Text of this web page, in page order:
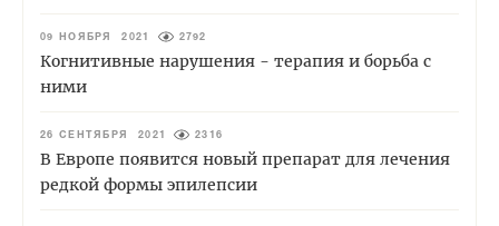
09 НОЯБРЯ 2021 2792
Когнитивные нарушения - терапия и борьба с
ними
26 СЕНТЯБРЯ 2021 2316
В Европе появится новый препарат для лечения
редкой формы эпилепсии